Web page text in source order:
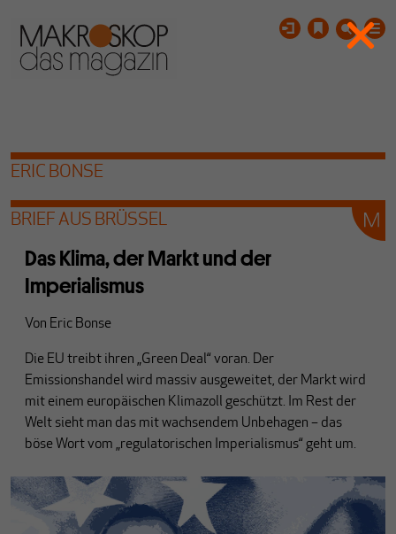
ERIC BONSE
BRIEF AUS BRÜSSEL
Das Klima, der Markt und der
Imperialismus
Von Eric Bonse
Die EU treibt ihren „Green Deal“ voran. Der
Emissionshandel wird massiv ausgeweitet, der Markt wird
mit einem europäischen Klimazoll geschützt. Im Rest der
Welt sieht man das mit wachsendem Unbehagen – das
böse Wort vom „regulatorischen Imperialismus“ geht um.